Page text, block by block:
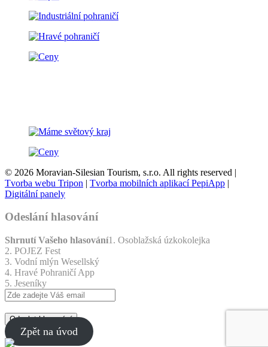
© 2026 Moravian-Silesian Tourism, s.r.o. All rights reserved |
Tvorba webu Tripon | Tvorba mobilních aplikací PepiApp |
Digitální panely
Odeslání hlasování
Shrnutí Vašeho hlasování1. Osoblažská úzkokolejka
2. POJEZ Fest
3. Vodní mlýn Wesellský
4. Hravé Pohraničí App
5. Jeseníky
Odeslat hlasování
Zpět na úvod